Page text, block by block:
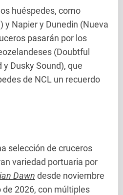
huéspedes, como
y Napier y Dunedin (Nueva
pasarán por los
(Doubtful
Dusky Sound), que
de NCL un recuerdo
selección de cruceros
variedad portuaria por
Dawn desde noviembre
2026, con múltiples